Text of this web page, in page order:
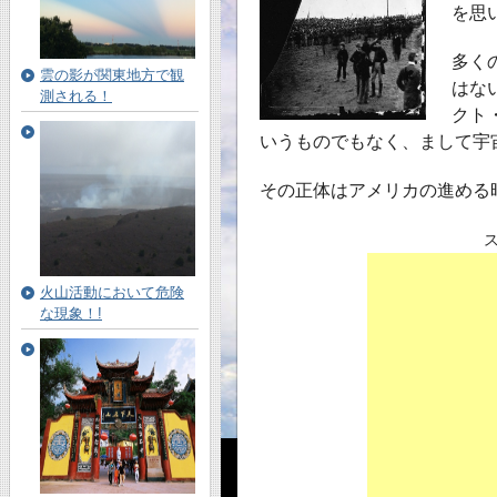
を思
多く
はな
クト
いうものでもなく、まして
その正体はアメリカの進め
雲の影が関東地方で観
測される！
火山活動において危険
な現象！!